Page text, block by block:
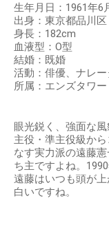
生年月日：1961年6
出身：東京都品川区
身長：182cm
血液型：O型
結婚：既婚
活動：俳優、ナレー
所属：エンズタワー
眼光鋭く、強面な
主役・準主役級か
なす実力派の遠藤
ち主ですよね。
遠藤はいつも頭が
白いですね。